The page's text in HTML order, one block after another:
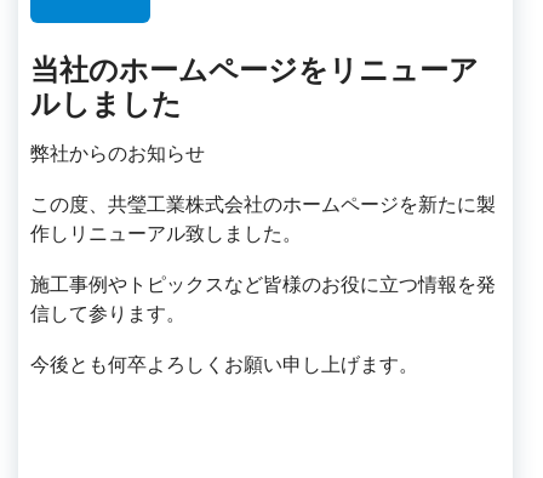
当社のホームページをリニューア
ルしました
弊社からのお知らせ
この度、共瑩工業株式会社のホームページを新たに製
作しリニューアル致しました。
施工事例やトピックスなど皆様のお役に立つ情報を発
信して参ります。
今後とも何卒よろしくお願い申し上げます。